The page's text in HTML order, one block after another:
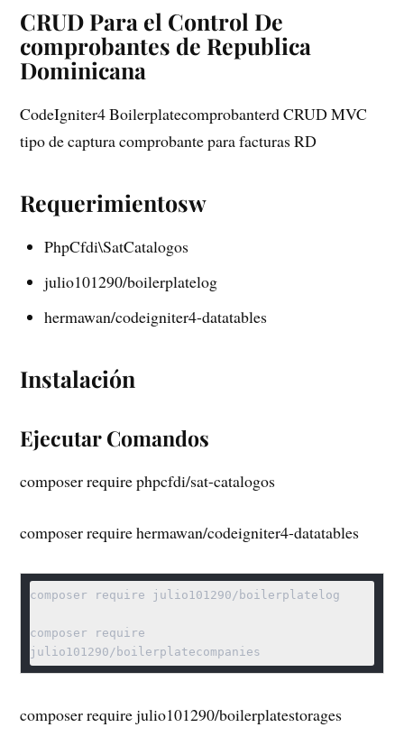
CRUD Para el Control De
comprobantes de Republica
Dominicana
CodeIgniter4 Boilerplatecomprobanterd CRUD MVC
tipo de captura comprobante para facturas RD
Requerimientosw
PhpCfdi\SatCatalogos
julio101290/boilerplatelog
hermawan/codeigniter4-datatables
Instalación
Ejecutar Comandos
composer require phpcfdi/sat-catalogos
composer require hermawan/codeigniter4-datatables
composer require julio101290/boilerplatelog
composer require
composer require julio101290/boilerplatestorages